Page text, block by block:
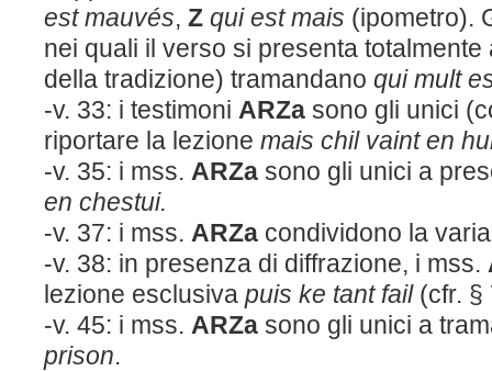
est mauvés, Z qui est mais (ipometro).
nei quali il verso si presenta
della tradizione) tramandano qui mult
-v. 33: i testimoni ARZa sono gli unici
riportare la lezione mais chil vaint en
-v. 35: i mss. ARZa sono gli unici a
en chestui.
-v. 37: i mss. ARZa condividono la
-v. 38: in presenza di diffrazione, i mss.
lezione esclusiva puis ke tant fail(cfr. §
-v. 45: i mss. ARZa sono gli unici a
prison.